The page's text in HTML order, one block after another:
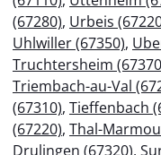
(67280), Urbeis
Uhlwiller (67350),
Truchtersheim
Triembach-au-Val
(67310), Tieffenbach
(67220), Thal-
Drulingen (67320),